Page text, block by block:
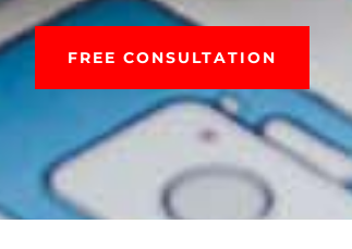
FREE CONSULTATION